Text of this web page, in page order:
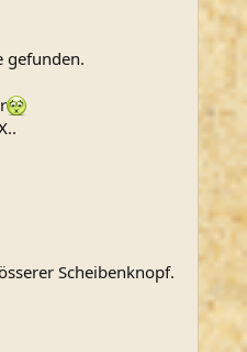
gefunden.
..
Scheibenknopf.